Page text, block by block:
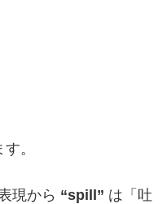
。
現から “spill” は「吐